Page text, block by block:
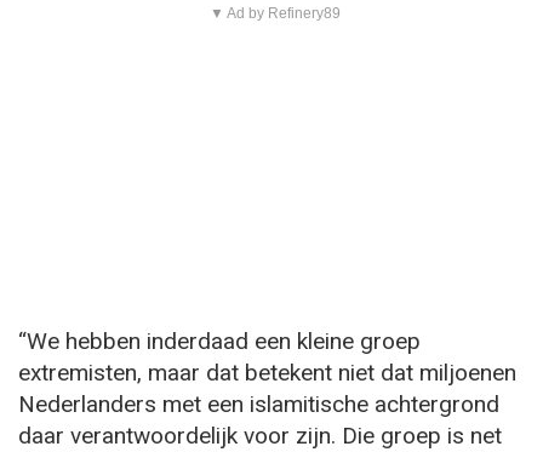
▼ Ad by Refinery89
“We hebben inderdaad een kleine groep
extremisten, maar dat betekent niet dat miljoenen
Nederlanders met een islamitische achtergrond
daar verantwoordelijk voor zijn. Die groep is net